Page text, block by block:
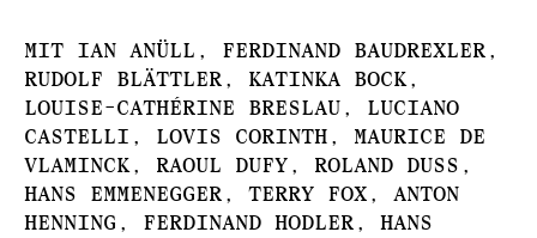
Mit Ian Anüll, Ferdinand Baudrexler,
Rudolf Blättler, Katinka Bock,
Louise-Cathérine Breslau, Luciano
Castelli, Lovis Corinth, Maurice de
Vlaminck, Raoul Dufy, Roland Duss,
Hans Emmenegger, Terry Fox, Anton
Henning, Ferdinand Hodler, Hans